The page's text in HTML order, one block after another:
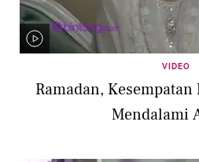
VIDEO
Ramadan,
Mendalami